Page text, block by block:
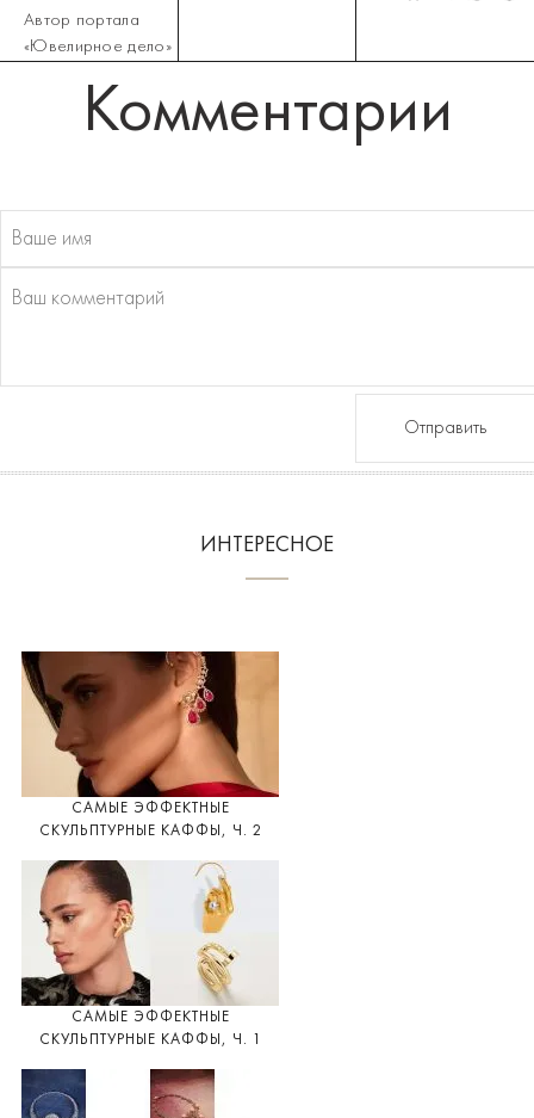
Автор портала
«Ювелирное дело»
Комментарии
Отправить
ИНТЕРЕСНОЕ
САМЫЕ ЭФФЕКТНЫЕ
СКУЛЬПТУРНЫЕ КАФФЫ, Ч. 2
САМЫЕ ЭФФЕКТНЫЕ
СКУЛЬПТУРНЫЕ КАФФЫ, Ч. 1